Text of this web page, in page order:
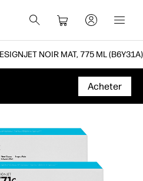
NOIR MAT, 775 ML (B6Y31A)
Acheter